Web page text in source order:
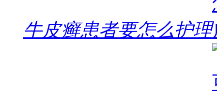
牛皮癣患者要怎么护理